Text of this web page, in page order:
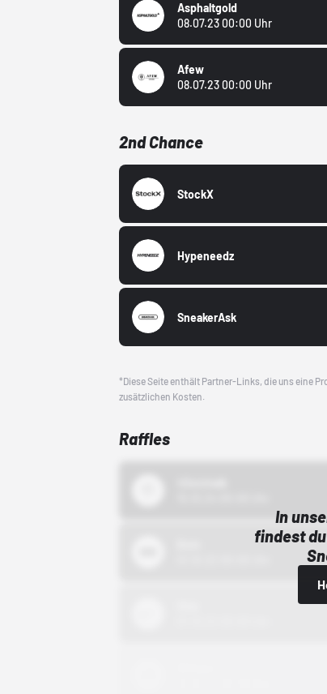
Asphaltgold
08.07.23 00:00 Uhr
Afew
08.07.23 00:00 Uhr
2nd Chance
StockX
Hypeneedz
SneakerAsk
*Diese Seite enthält Partner-Links, die uns eine
zusätzlichen Kosten.
Raffles
In
findest